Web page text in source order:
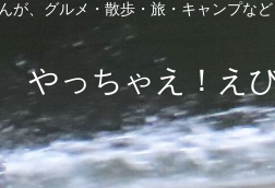
が、グルメ・散歩・旅・キャンプな
やっちゃえ！え